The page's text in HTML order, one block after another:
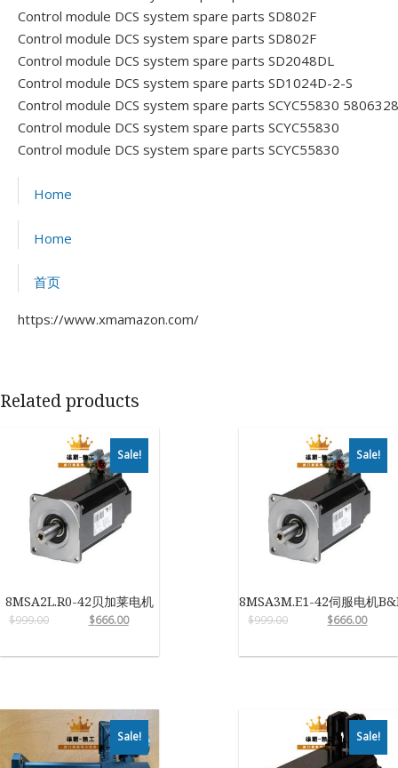
Control module DCS system spare parts SD802F
Control module DCS system spare parts SD802F
Control module DCS system spare parts SD2048DL
Control module DCS system spare parts SD1024D-2-S
Control module DCS system spare parts SCYC55830
Control module DCS system spare parts SCYC55830
Control module DCS system spare parts SCYC55830
Home
Home
首页
https://www.xmamazon.com/
Related products
Sale!
8MSA2L.R0-42贝加莱电机
$999.00 $666.00
Sale!
8MSA3M.E1-42伺服电机
$999.00 $666.00
Sale! Sale!